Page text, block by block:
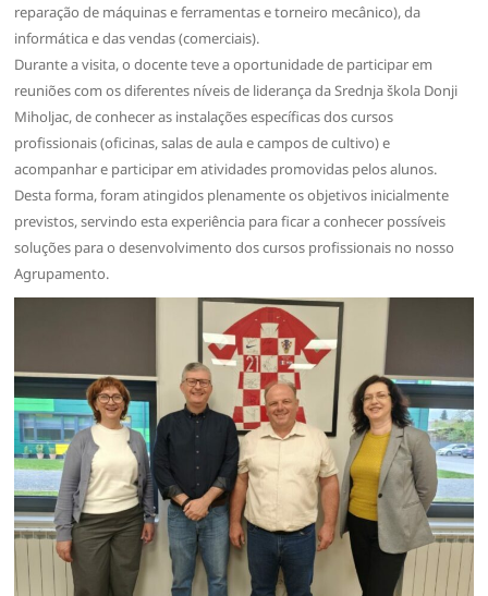
reparação de máquinas e ferramentas e torneiro mecânico), da
informática e das vendas (comerciais).
Durante a visita, o docente teve a oportunidade de participar em
reuniões com os diferentes níveis de liderança da Srednja škola Donji
Miholjac, de conhecer as instalações específicas dos cursos
profissionais (oficinas, salas de aula e campos de cultivo) e
acompanhar e participar em atividades promovidas pelos alunos.
Desta forma, foram atingidos plenamente os objetivos inicialmente
previstos, servindo esta experiência para ficar a conhecer possíveis
soluções para o desenvolvimento dos cursos profissionais no nosso
Agrupamento.